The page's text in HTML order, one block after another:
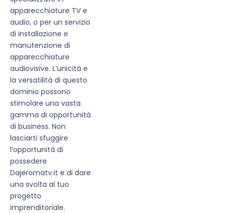
apparecchiature TV e
audio, o per un servizio
di installazione e
manutenzione di
apparecchiature
audiovisive. L’unicità e
la versatilità di questo
dominio possono
stimolare una vasta
gamma di opportunità
di business. Non
lasciarti sfuggire
l’opportunità di
possedere
Dajeromatv.it e di dare
una svolta al tuo
progetto
imprenditoriale.